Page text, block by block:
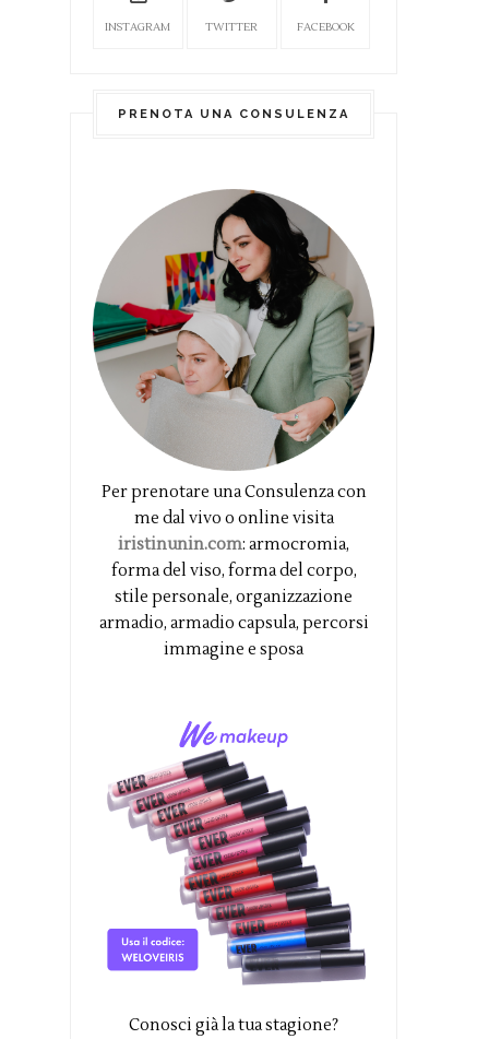
INSTAGRAM TWITTER FACEBOOK
PRENOTA UNA CONSULENZA
Per prenotare una Consulenza con
me dal vivo o online visita
iristinunin.com: armocromia,
forma del viso, forma del corpo,
stile personale, organizzazione
armadio, armadio capsula, percorsi
immagine e sposa
Conosci già la tua stagione?